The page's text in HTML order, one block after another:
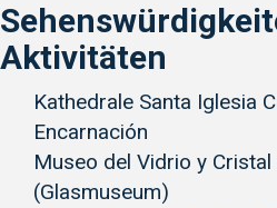
Aktivitäten
Kathedrale Santa Iglesia
Encarnación
Museo del Vidrio y
(Glasmuseum)